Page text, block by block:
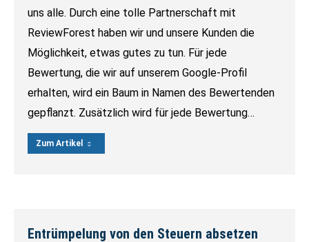
uns alle. Durch eine tolle Partnerschaft mit
ReviewForest haben wir und unsere Kunden die
Möglichkeit, etwas gutes zu tun. Für jede
Bewertung, die wir auf unserem Google-Profil
erhalten, wird ein Baum in Namen des Bewertenden
gepflanzt. Zusätzlich wird für jede Bewertung…
Zum Artikel
Entrümpelung von den Steuern absetzen